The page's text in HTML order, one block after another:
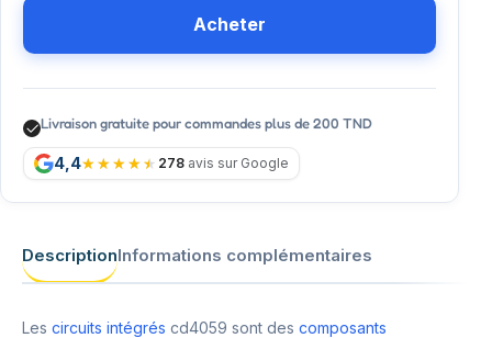
Acheter
Livraison gratuite pour commandes plus de 200 TND
4,4 278 avis sur Google
DescriptionInformations complémentaires
Les circuits intégrés cd4059 sont des composants